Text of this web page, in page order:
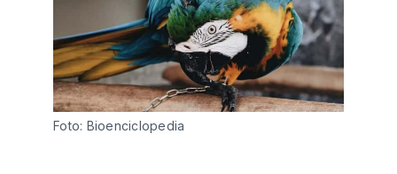
Foto: Bioenciclopedia